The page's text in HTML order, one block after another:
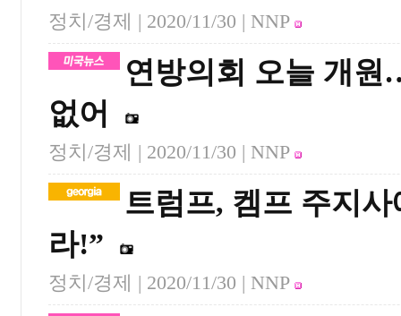
정치/경제 | 2020/11/30 | NNP
연방의회 오늘 개
없어
정치/경제 | 2020/11/30 | NNP
트럼프, 켐프 주지
라!”
정치/경제 | 2020/11/30 | NNP